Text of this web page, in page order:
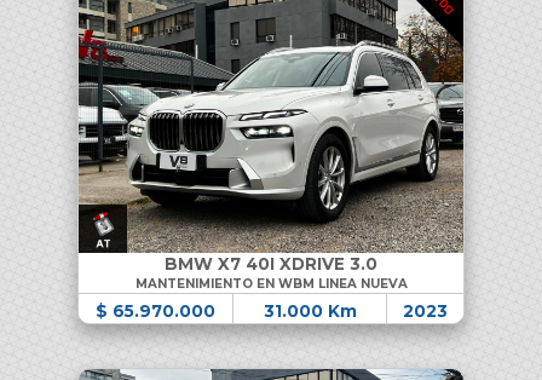
BMW X7 40I XDRIVE 3.0
MANTENIMIENTO EN WBM LINEA NUEVA
$ 65.970.000 31.000 Km 2023